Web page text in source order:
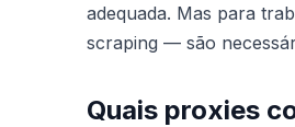
adequada. Mas para
scraping — são
Quais proxies